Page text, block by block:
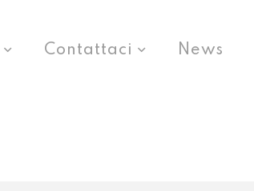
Contattaci News